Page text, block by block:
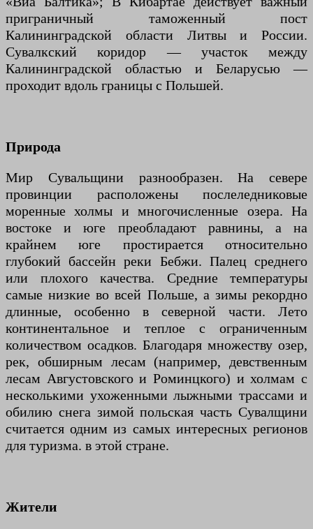
приграничный таможенный пост
Калининградской области Литвы и России.
Сувалкский коридор — участок между
Калининградской областью и Беларусью —
проходит вдоль границы с Польшей.
Природа
Мир Сувальщини разнообразен. На севере
провинции расположены послеледниковые
моренные холмы и многочисленные озера. На
востоке и юге преобладают равнины, а на
крайнем юге простирается относительно
глубокий бассейн реки Бебжи. Палец среднего
или плохого качества. Средние температуры
самые низкие во всей Польше, а зимы рекордно
длинные, особенно в северной части. Лето
континентальное и теплое с ограниченным
количеством осадков. Благодаря множеству озер,
рек, обширным лесам (например, девственным
лесам Августовского и Роминцкого) и холмам с
несколькими ухоженными лыжными трассами и
обилию снега зимой польская часть Сувалщини
считается одним из самых интересных регионов
для туризма. в этой стране.
Жители